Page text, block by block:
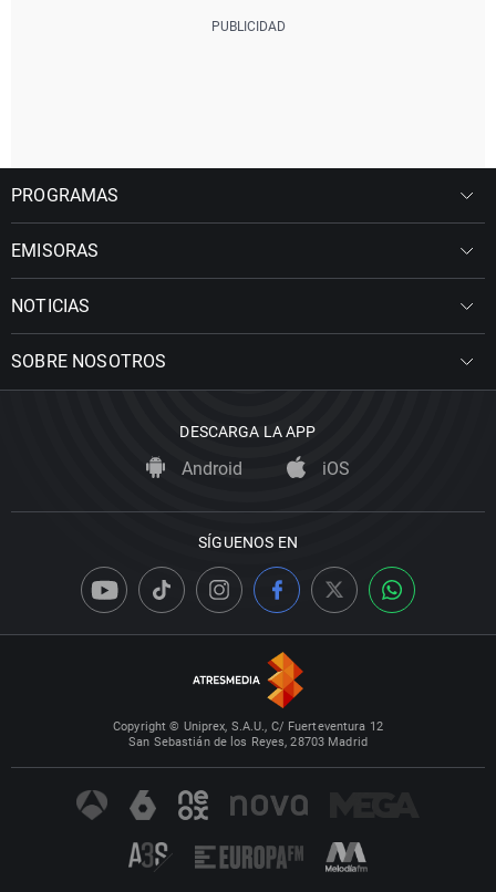
PROGRAMAS
EMISORAS
NOTICIAS
SOBRE NOSOTROS
DESCARGA LA APP
Android iOS
SÍGUENOS EN
Copyright © Uniprex, S.A.U., C/ Fuerteventura 12
San Sebastián de los Reyes, 28703 Madrid